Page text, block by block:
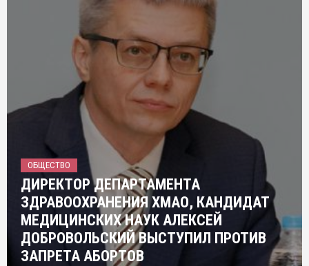
ОБЩЕСТВО
ДИРЕКТОР ДЕПАРТАМЕНТА
ЗДРАВООХРАНЕНИЯ ХМАО, КАНДИДАТ
МЕДИЦИНСКИХ НАУК АЛЕКСЕЙ
ДОБРОВОЛЬСКИЙ ВЫСТУПИЛ ПРОТИВ
ЗАПРЕТА АБОРТОВ